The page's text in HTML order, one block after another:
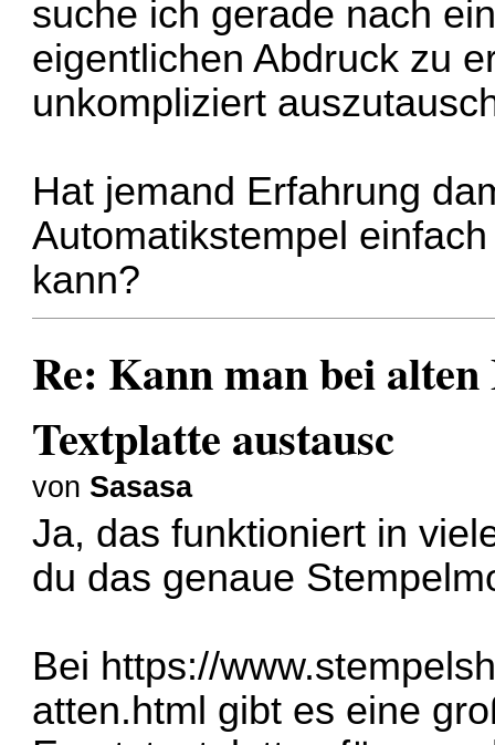
suche ich gerade nach
eigentlichen Abdruck zu
unkompliziert
Hat jemand Erfahrung
Automatikstempel
kann?
Re: Kann man bei
Textplatte austausc
von Sasasa
Ja, das funktioniert in
du das genaue
Bei https://
atten.html gibt es eine